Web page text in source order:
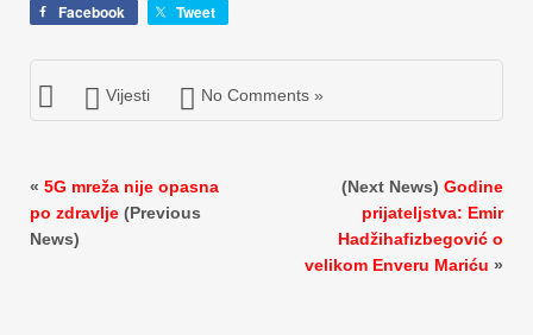
Facebook Tweet
Vijesti No Comments »
« 5G mreža nije opasna
po zdravlje (Previous
News)
(Next News) Godine
prijateljstva: Emir
Hadžihafizbegović o
velikom Enveru Mariću »